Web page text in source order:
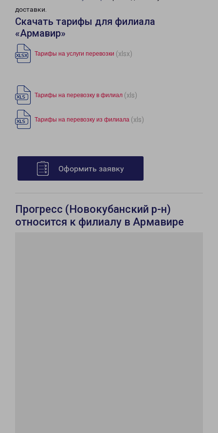
доставки.
Скачать тарифы для филиала
«Армавир»
Тарифы на услуги перевозки (xlsx)
Тарифы на перевозку в филиал (xls)
Тарифы на перевозку из филиала (xls)
Оформить заявку
Прогресс (Новокубанский р-н)
относится к филиалу в Армавире